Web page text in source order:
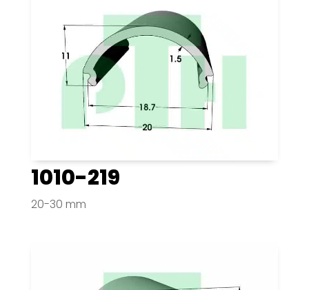
1010-219
20-30 mm